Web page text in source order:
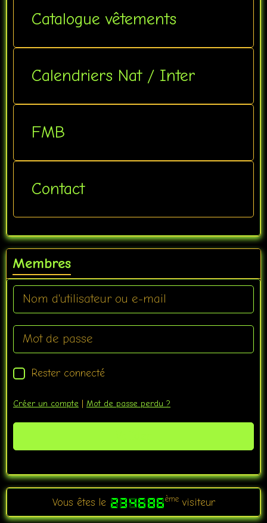
Catalogue vêtements
Calendriers Nat / Inter
FMB
Contact
Membres
Rester connecté
Créer un compte | Mot de passe perdu ?
Vous êtes le èmevisiteur